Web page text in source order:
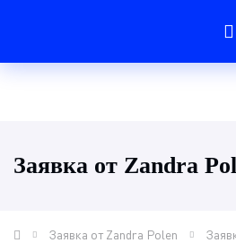
Заявка от Zandra
Заявка от Zandra Polen